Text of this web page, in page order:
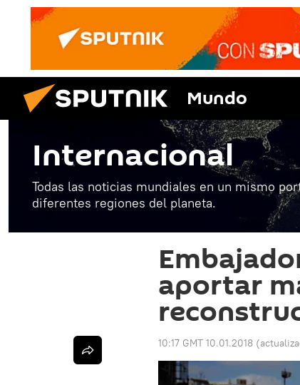
Mundo
Internacional
Todas las noticias mundiales en un mismo
diferentes regiones del planeta.
aportar
10:17 GMT 10.01.2018